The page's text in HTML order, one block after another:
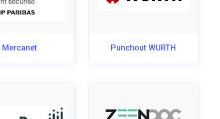
Mercanet Punchout WURTH